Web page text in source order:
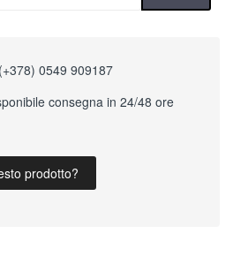
0549 909187
consegna in 24/48 ore
prodotto?